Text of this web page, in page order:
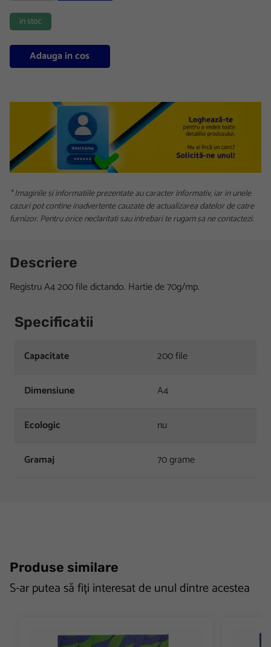
in stoc
Adauga in cos
* Imaginile si informatiile prezentate au caracter informativ, iar in unele
cazuri pot contine inadvertente cauzate de actualizarea datelor de catre
furnizor. Pentru orice neclaritati sau intrebari te rugam sa ne contactezi.
Descriere
Registru A4 200 file dictando. Hartie de 70g/mp.
Specificatii
Capacitate 200 file
Dimensiune A4
Ecologic nu
Gramaj 70 grame
Produse similare
S-ar putea să fiți interesat de unul dintre acestea